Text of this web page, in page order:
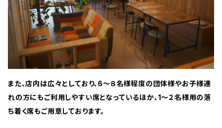
また、店内は広々としており、6〜８名様程度の団体様やお子様連
れの方にもご利用しやすい席となっているほか、1〜２名様用の落
ち着く席もご用意しております。